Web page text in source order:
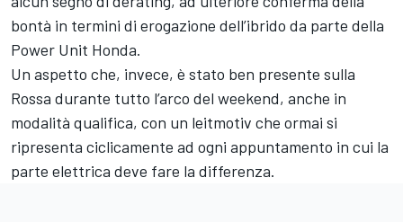
bontà in termini di erogazione dell’ibrido da parte della
Power Unit Honda.
Un aspetto che, invece, è stato ben presente sulla
Rossa durante tutto l’arco del weekend, anche in
modalità qualifica, con un leitmotiv che ormai si
ripresenta ciclicamente ad ogni appuntamento in cui la
parte elettrica deve fare la differenza.